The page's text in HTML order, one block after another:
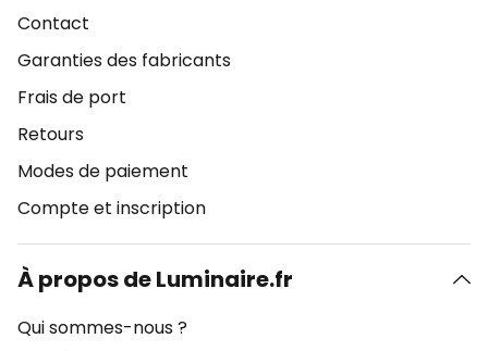
Contact
Garanties des fabricants
Frais de port
Retours
Modes de paiement
Compte et inscription
À propos de Luminaire.fr
Qui sommes-nous ?